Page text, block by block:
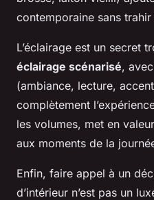
contemporaine sans trahir
L’éclairage est un secret
éclairage scénarisé,
(ambiance, lecture,
complètement
les volumes, met en
aux moments de la
Enfin, faire appel à un
d’intérieur n’est pas un